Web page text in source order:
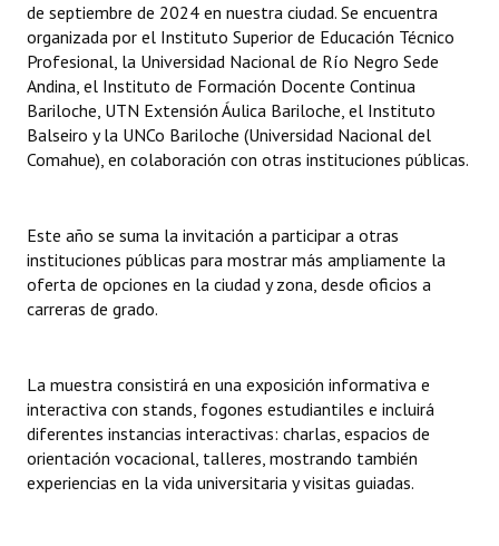
NORMATIVA
Comunicaciones
Declaraciones
Resoluciones
INSTITUCIONAL
Antiguos Pobladores
Registros y Distinciones
Datos Históricos
Premio al Mérito - Registro
de septiembre de 2024 en nuestra ciudad. Se encuentra
organizada por el Instituto Superior de Educación Técnico
Profesional, la Universidad Nacional de Río Negro Sede
Andina, el Instituto de Formación Docente Continua
Bariloche, UTN Extensión Áulica Bariloche, el Instituto
Balseiro y la UNCo Bariloche (Universidad Nacional del
Comahue), en colaboración con otras instituciones públicas.
Este año se suma la invitación a participar a otras
instituciones públicas para mostrar más ampliamente la
oferta de opciones en la ciudad y zona, desde oficios a
carreras de grado.
La muestra consistirá en una exposición informativa e
interactiva con stands, fogones estudiantiles e incluirá
diferentes instancias interactivas: charlas, espacios de
orientación vocacional, talleres, mostrando también
experiencias en la vida universitaria y visitas guiadas.